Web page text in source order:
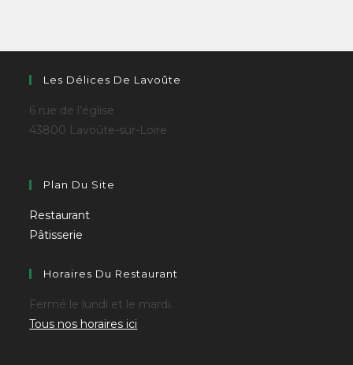
Les Délices De Lavoûte
6 rue de l’église
43800 Lavoûte-sur-Loire
Plan Du Site
Restaurant
Pâtisserie
Horaires Du Restaurant
Fermé le lundi et le mardi.
Tous nos horaires ici